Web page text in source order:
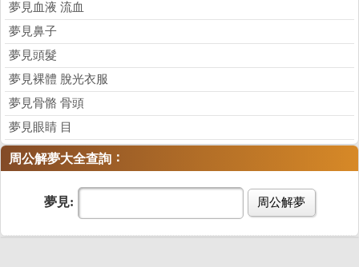
夢見血液 流血
夢見鼻子
夢見頭髮
夢見裸體 脫光衣服
夢見骨骼 骨頭
夢見眼睛 目
周公解夢大全查詢 ：
夢見: 周公解夢